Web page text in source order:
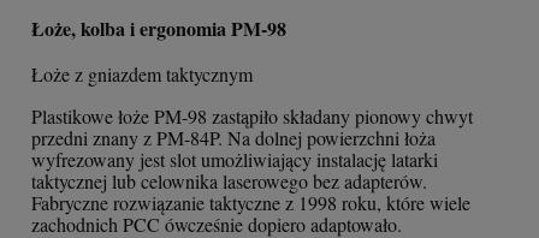
Łoże, kolba i ergonomia PM-98
Łoże z gniazdem taktycznym
Plastikowe łoże PM-98 zastąpiło składany pionowy chwyt
przedni znany z PM-84P. Na dolnej powierzchni łoża
wyfrezowany jest slot umożliwiający instalację latarki
taktycznej lub celownika laserowego bez adapterów.
Fabryczne rozwiązanie taktyczne z 1998 roku, które wiele
zachodnich PCC ówcześnie dopiero adaptowało.